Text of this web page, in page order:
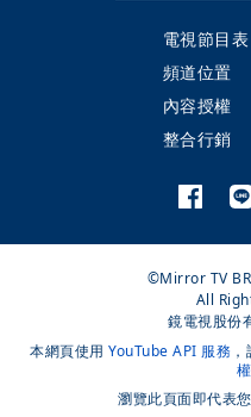
電視節目表
頻道位置
內容授權
整合行銷
©Mirror TV
All
鏡電視股份
本網頁使用 YouTube API 服務
瀏覽此頁面即代表